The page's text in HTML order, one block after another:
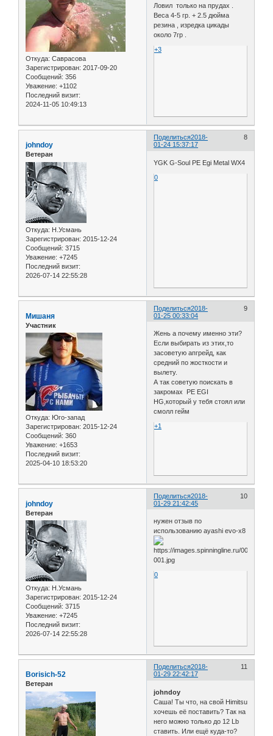
Откуда: Саврасова
Зарегистрирован: 2017-09-20
Сообщений: 356
Уважение: +1102
Последний визит:
2024-11-05 10:49:13
Ловил только на прудах .
Веса 4-5 гр. + 2.5 дюйма
резина , изредка цикады
около 7гр .
+3
Поделиться 8
2018-
01-24 15:37:17
johndoy
Ветеран
Откуда: Н.Усмань
Зарегистрирован: 2015-12-24
Сообщений: 3715
Уважение: +7245
Последний визит:
2026-07-14 22:55:28
YGK G-Soul PE Egi Metal WX4
0
Поделиться 9
2018-
01-25 00:33:04
Мишаня
Участник
Откуда: Юго-запад
Зарегистрирован: 2015-12-24
Сообщений: 360
Уважение: +1653
Последний визит:
2025-04-10 18:53:20
Жень а почему именно эти?
Если выбирать из этих,то
засоветую апгрейд, как
средний по жосткости и
вылету.
А так советую поискать в
закромах PE EGI
HG,который у тебя стоял или
смолл гейм
+1
Поделиться 10
2018-
01-29 21:42:45
johndoy
Ветеран
Откуда: Н.Усмань
Зарегистрирован: 2015-12-24
Сообщений: 3715
Уважение: +7245
Последний визит:
2026-07-14 22:55:28
нужен отзыв по
использованию ayashi evo-x8
0
Поделиться 11
2018-
01-29 22:42:17
Borisich-52
Ветеран
johndoy
Саша! Ты что, на свой Himitsu
хочешь её поставить? Так на
него можно только до 12 Lb
ставить. Или ещё куда-то?